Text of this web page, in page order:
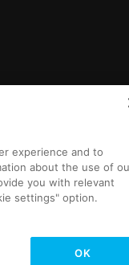
The mentioned product
experience and to
about the use of
you with relevant
settings" option.
OK